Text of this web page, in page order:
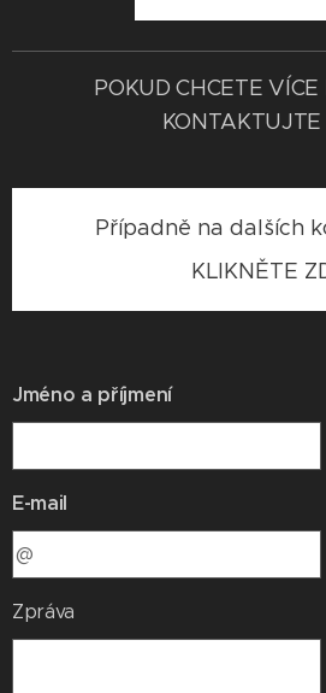
POKUD CHCETE VÍCE
KONTAKTUJTE
Případně na dalších
KLIKNĚTE
Jméno a příjmení
E-mail
Zpráva